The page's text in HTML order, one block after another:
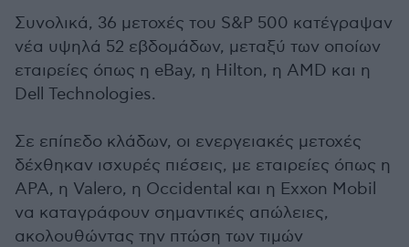
Συνολικά, 36 μετοχές του S&P 500 κατέγραψαν
νέα υψηλά 52 εβδομάδων, μεταξύ των οποίων
εταιρείες όπως η eBay, η Hilton, η AMD και η
Dell Technologies.
Σε επίπεδο κλάδων, οι ενεργειακές μετοχές
δέχθηκαν ισχυρές πιέσεις, με εταιρείες όπως η
APA, η Valero, η Occidental και η Exxon Mobil
να καταγράφουν σημαντικές απώλειες,
ακολουθώντας την πτώση των τιμών